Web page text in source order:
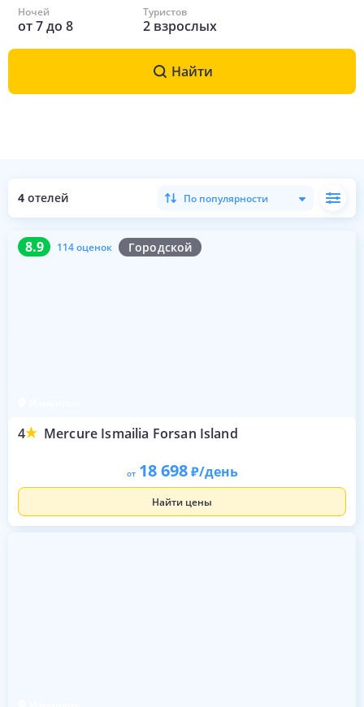
Ночей
от7до 8
Туристов
2 взрослых
Найти
4 отелей По популярности
8.9 114 оценок Городской
4 Mercure Ismailia Forsan Island
8.9 114 оценок
от 18 698 /день
Найти цены